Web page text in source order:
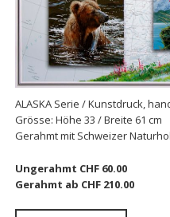
ALASKA Serie / Kunstdruck,
Grösse: Höhe 33 / Breite 61 cm
Gerahmt mit Schweizer
Ungerahmt CHF 60.00
Gerahmt ab CHF 210.00